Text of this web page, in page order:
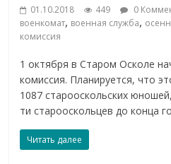
01.10.2018 449 0
военкомат, военная служба,
комиссия
1 октября в Старом Осколе
комиссия. Планируется, что
1087 старооскольских
ти старооскольцев до конца
Читать далее